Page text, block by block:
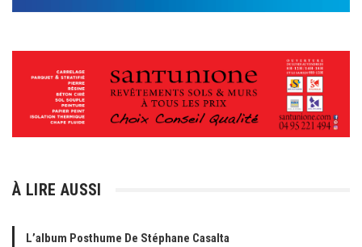
À LIRE AUSSI
L’album Posthume De Stéphane Casalta